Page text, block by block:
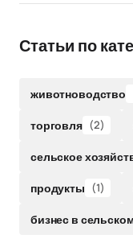
Статьи по
животноводство
торговля (2)
сельское
продукты (1)
бизнес в